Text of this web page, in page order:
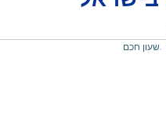
,שעון חכם